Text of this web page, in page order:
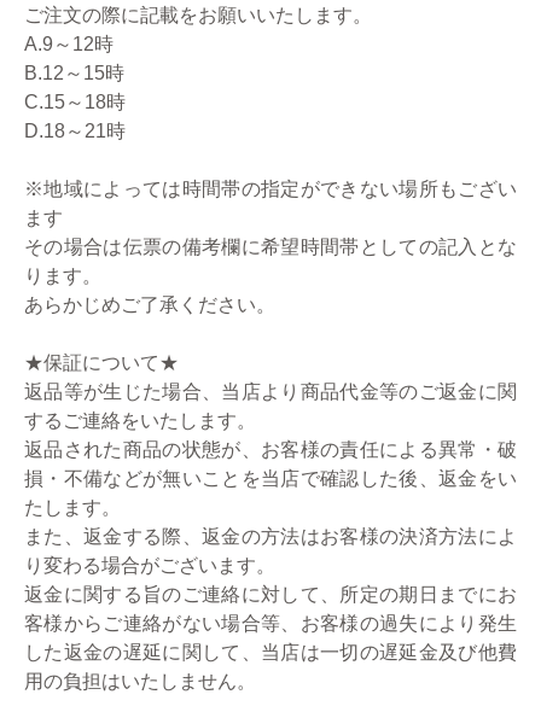
ご注文の際に記載をお願いいたします。
A.9～12時
B.12～15時
C.15～18時
D.18～21時
※地域によっては時間帯の指定ができない場所もござい
ます
その場合は伝票の備考欄に希望時間帯としての記入とな
ります。
あらかじめご了承ください。
★保証について★
返品等が生じた場合、当店より商品代金等のご返金に関
するご連絡をいたします。
返品された商品の状態が、お客様の責任による異常・破
損・不備などが無いことを当店で確認した後、返金をい
たします。
また、返金する際、返金の方法はお客様の決済方法によ
り変わる場合がございます。
返金に関する旨のご連絡に対して、所定の期日までにお
客様からご連絡がない場合等、お客様の過失により発生
した返金の遅延に関して、当店は一切の遅延金及び他費
用の負担はいたしません。